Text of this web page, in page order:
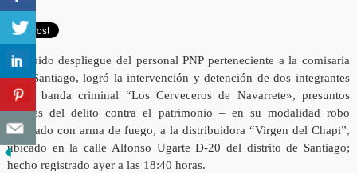
El rápido despliegue del personal PNP perteneciente a la comisaría
PNP Santiago, logró la intervención y detención de dos integrantes
de la banda criminal “Los Cerveceros de Navarrete», presuntos
autores del delito contra el patrimonio – en su modalidad robo
agravado con arma de fuego, a la distribuidora “Virgen del Chapi”,
ubicado en la calle Alfonso Ugarte D-20 del distrito de Santiago;
hecho registrado ayer a las 18:40 horas.